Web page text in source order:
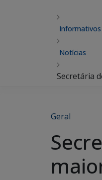
Informativos
Notícias
Secretária
Geral